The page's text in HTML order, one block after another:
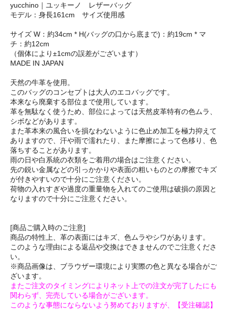
yucchino｜ユッキーノ レザーバッグ
モデル：身長161cm サイズ使用感
サイズ W：約34cm * H(バッグの口から底まで)：約19cm * マ
チ：約12cm
（個体により±1cmの誤差がございます）
MADE IN JAPAN
天然の牛革を使用。
このバッグのコンセプトは大人のエコバッグです。
本来なら廃棄する部位まで使用しています。
革を無駄なく使うため、部位によっては天然皮革特有の色ムラ、
シボなどがあります。
また革本来の風合いを損なわないように色止め加工を極力抑えて
ありますので、汗や雨で濡れたり、また摩擦によって色移り、色
落ちすることがあります。
雨の日や白系統の衣類をご着用の場合はご注意ください。
先の鋭い金属などの引っかかりや表面の粗いものとの摩擦でキズ
が付きやすいので十分にご注意ください。
荷物の入れすぎや過度の重量物を入れてのご使用は破損の原因と
なりますので十分にご注意ください。
[商品ご購入時のご注意]
商品の特性上、革の表面にはキズ、色ムラやシワがあります。
このような理由による返品や交換はできませんのでご注意くださ
い。
※商品画像は、ブラウザー環境により実際の色と異なる場合がご
ざいます。
またご注文のタイミングによりネット上での注文が完了したにも
関わらず、完売している場合がございます。
このような事態にならないよう努めておりますが、【受注確認】